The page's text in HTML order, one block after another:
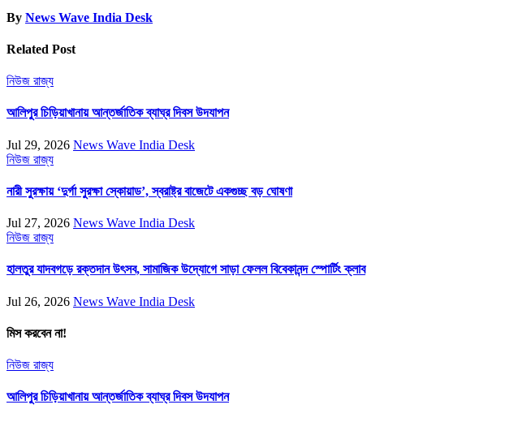
By News Wave India Desk
Related Post
নিউজ রাজ্য
আলিপুর চিড়িয়াখানায় আন্তর্জাতিক ব্যাঘ্র দিবস উদযাপন
Jul 29, 2026 News Wave India Desk
নিউজ রাজ্য
নারী সুরক্ষায় ‘দুর্গা সুরক্ষা স্কোয়াড’, স্বরাষ্ট্র বাজেটে একগুচ্ছ বড় ঘোষণা
Jul 27, 2026 News Wave India Desk
নিউজ রাজ্য
হালতুর যাদবগড়ে রক্তদান উৎসব, সামাজিক উদ্যোগে সাড়া ফেলল বিবেকানন্দ স্পোর্টিং ক্লাব
Jul 26, 2026 News Wave India Desk
মিস করবেন না!
নিউজ রাজ্য
আলিপুর চিড়িয়াখানায় আন্তর্জাতিক ব্যাঘ্র দিবস উদযাপন